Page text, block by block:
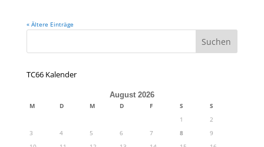
« Ältere Einträge
TC66 Kalender
August 2026
M D M D F S
S
1
2
3
4 5 6 7 8
9